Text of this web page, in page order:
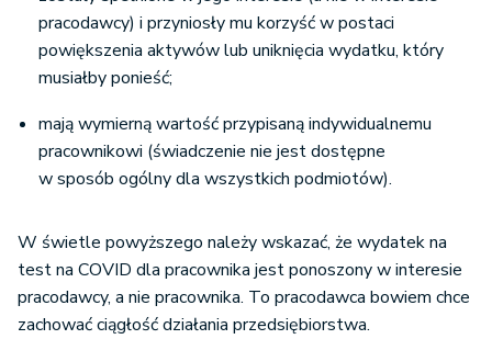
pracodawcy) i przyniosły mu korzyść w postaci
powiększenia aktywów lub uniknięcia wydatku, który
musiałby ponieść;
mają wymierną wartość przypisaną indywidualnemu
pracownikowi (świadczenie nie jest dostępne
w sposób ogólny dla wszystkich podmiotów).
W świetle powyższego należy wskazać, że wydatek na
test na COVID dla pracownika jest ponoszony w interesie
pracodawcy, a nie pracownika. To pracodawca bowiem chce
zachować ciągłość działania przedsiębiorstwa.